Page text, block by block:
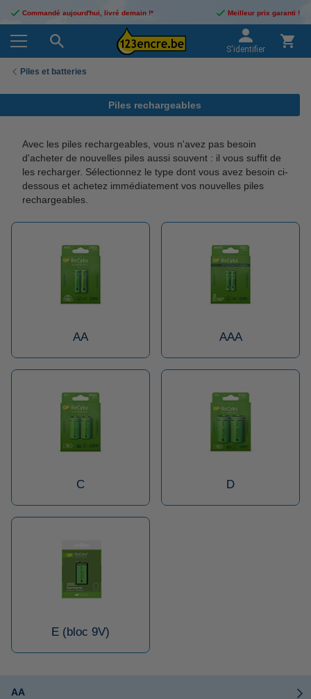
Commandé aujourd'hui, livré demain !* Meilleur prix garanti !
S'identifier
Piles et batteries
Piles rechargeables
Avec les piles rechargeables, vous n'avez pas besoin
d'acheter de nouvelles piles aussi souvent : il vous suffit de
les recharger. Sélectionnez le type dont vous avez besoin ci-
dessous et achetez immédiatement vos nouvelles piles
rechargeables.
AA AAA
C D
E (bloc 9V)
AA